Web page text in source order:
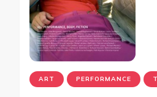
ART PERFORMANCE